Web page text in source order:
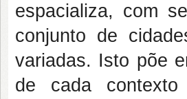
espacializa, com
conjunto de
variadas. Isto põe
de cada contexto